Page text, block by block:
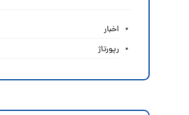
اخبار
رپورتاژ